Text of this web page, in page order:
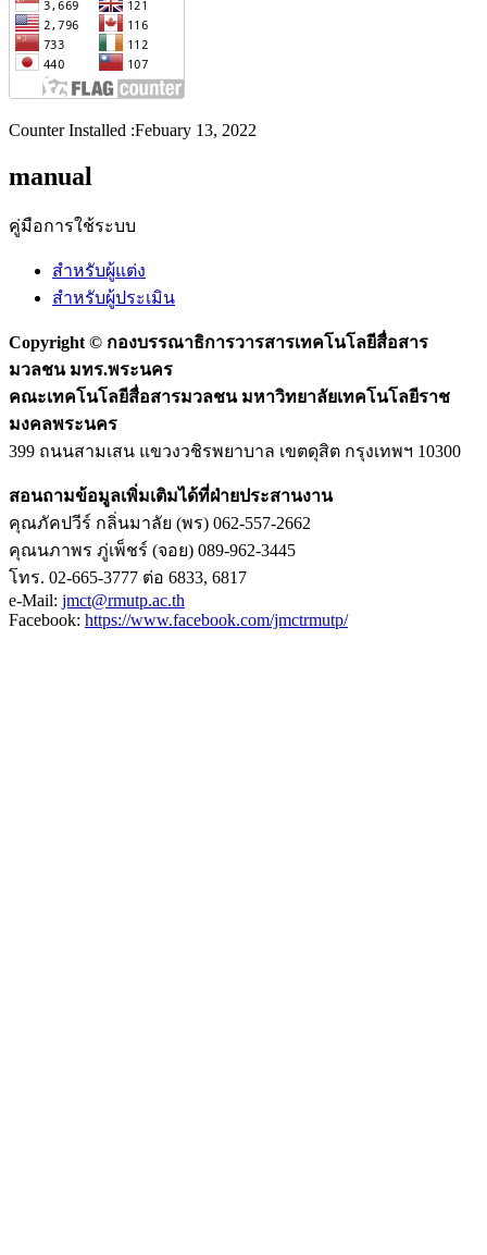
Counter Installed :Febuary 13, 2022
manual
คู่มือการใช้ระบบ
สำหรับผู้แต่ง
สำหรับผู้ประเมิน
Copyright © กองบรรณาธิการวารสารเทคโนโลยีสื่อสาร
มวลชน มทร.พระนคร
คณะเทคโนโลยีสื่อสารมวลชน มหาวิทยาลัยเทคโนโลยีราช
มงคลพระนคร
399 ถนนสามเสน แขวงวชิรพยาบาล เขตดุสิต กรุงเทพฯ 10300
สอนถามข้อมูลเพิ่มเติมได้ที่ฝ่ายประสานงาน
คุณภัคปวีร์ กลิ่นมาลัย (พร) 062-557-2662
คุณนภาพร ภู่เพ็ชร์ (จอย) 089-962-3445
โทร. 02-665-3777 ต่อ 6833, 6817
e-Mail: jmct@rmutp.ac.th
Facebook: https://www.facebook.com/jmctrmutp/